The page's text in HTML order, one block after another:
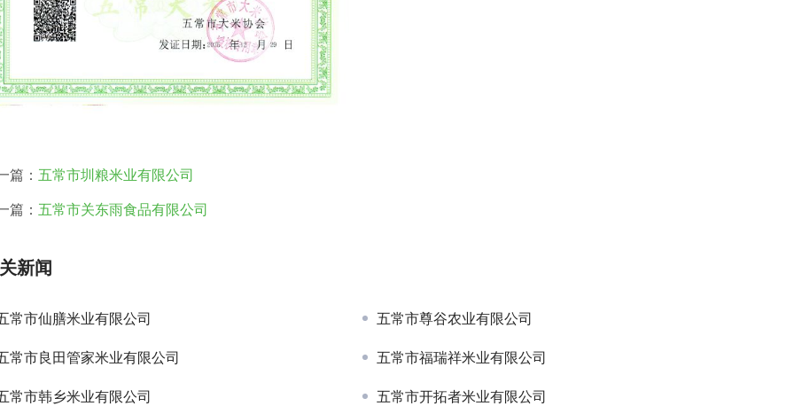
篇： 五常市圳粮米业有限公司
篇： 五常市关东雨食品有限公司
新闻
常市仙膳米业有限公司 五常市尊谷农业有限公司
常市良田管家米业有限公司 五常市福瑞祥米业有限公司
常市韩乡米业有限公司 五常市开拓者米业有限公司